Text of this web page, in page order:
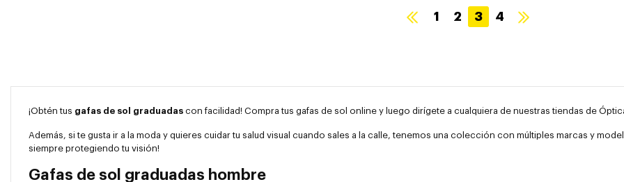
1 2 3 4
¡Obtén tus gafas de sol graduadas con facilidad! Compra tus gafas de sol online y luego dirígete a cualquiera de nuestras tiendas de
Además, si te gusta ir a la moda y quieres cuidar tu salud visual cuando sales a la calle, tenemos una colección con múltiples marcas y
siempre protegiendo tu visión!
Gafas de sol graduadas hombre